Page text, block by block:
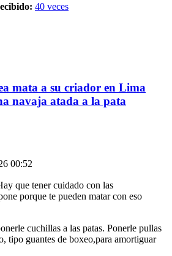
40 veces
mata a su criador en Lima
navaja atada a la pata
00:52
que tener cuidado con las
porque te pueden matar con eso
cuchillas a las patas. Ponerle pullas
tipo guantes de boxeo,para amortiguar